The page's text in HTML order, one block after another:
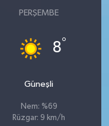
PERŞEMBE
8°
Güneşli
Nem: %69
Rüzgar: 9 km/h